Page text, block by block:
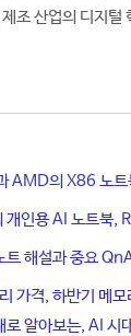
조 산업의 디지털
AMD의 X86 노트
개인용 AI 노트북,
해설과 중요
가격, 하반기 메
로 알아보는, AI